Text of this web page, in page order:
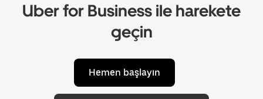
Uber for Business ile harekete
geçin
Hemen başlayın